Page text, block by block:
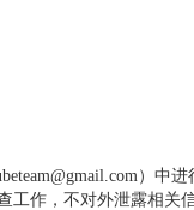
）中
作，不对外泄露相关信